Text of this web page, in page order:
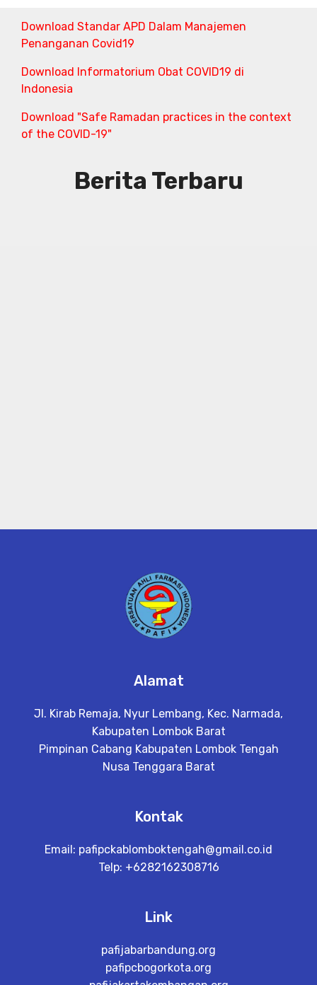
Download Standar APD Dalam Manajemen
Penanganan Covid19
Download Informatorium Obat COVID19 di
Indonesia
Download "Safe Ramadan practices in the context
of the COVID-19"
Berita Terbaru
Alamat
Jl. Kirab Remaja, Nyur Lembang, Kec. Narmada,
Kabupaten Lombok Barat
Pimpinan Cabang Kabupaten Lombok Tengah
Nusa Tenggara Barat
Kontak
Email: pafipckablomboktengah@gmail.co.id
Telp: +6282162308716
Link
pafijabarbandung.org
pafipcbogorkota.org